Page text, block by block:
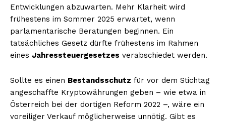
Entwicklungen abzuwarten. Mehr Klarheit wird
frühestens im Sommer 2025 erwartet, wenn
parlamentarische Beratungen beginnen. Ein
tatsächliches Gesetz dürfte frühestens im Rahmen
eines Jahressteuergesetzes verabschiedet werden.
Sollte es einen Bestandsschutz für vor dem Stichtag
angeschaffte Kryptowährungen geben – wie etwa in
Österreich bei der dortigen Reform 2022 –, wäre ein
voreiliger Verkauf möglicherweise unnötig. Gibt es